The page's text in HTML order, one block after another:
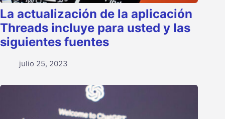
La actualización de la aplicación
Threads incluye para usted y las
siguientes fuentes
julio 25, 2023